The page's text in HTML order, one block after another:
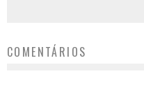
COMENTÁRIOS